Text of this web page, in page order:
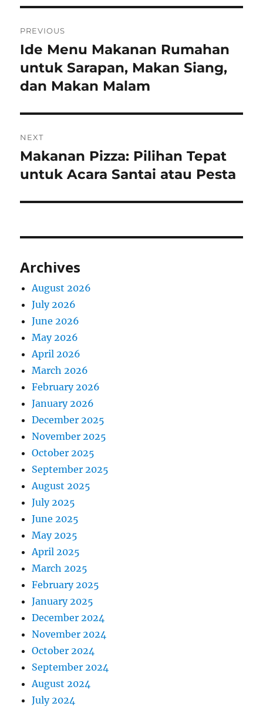
navigation
PREVIOUS
Previous
post:
Ide Menu Makanan Rumahan
untuk Sarapan, Makan Siang,
dan Makan Malam
NEXT
Next
post:
Makanan Pizza: Pilihan Tepat
untuk Acara Santai atau Pesta
Archives
August 2026
July 2026
June 2026
May 2026
April 2026
March 2026
February 2026
January 2026
December 2025
November 2025
October 2025
September 2025
August 2025
July 2025
June 2025
May 2025
April 2025
March 2025
February 2025
January 2025
December 2024
November 2024
October 2024
September 2024
August 2024
July 2024